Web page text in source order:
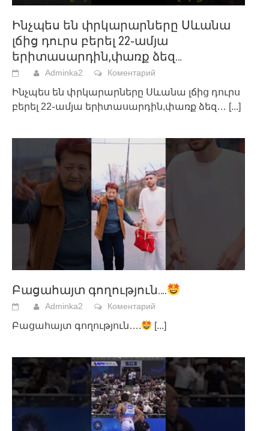
Ինչպես են փրկարարները Սևանա
լճից դուրս բերել 22֊ամյա
երիտասարդին,փառք ձեզ…
Adminka2 Коментарий
Ինչպես են փրկարարները Սևանա լճից դուրս
բերել 22֊ամյա երիտասարդին,փառք ձեզ… [...]
Բացահայտ գողություն….
Adminka2 Коментарий
Բացահայտ գողություն…. [...]